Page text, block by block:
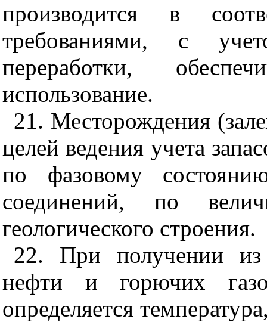
производится в
требованиями, с
переработки,
использование.
21. Месторождения
целей ведения учета
по фазовому
соединений, по
геологического строения.
22. При получении из
нефти и горючих
определяется